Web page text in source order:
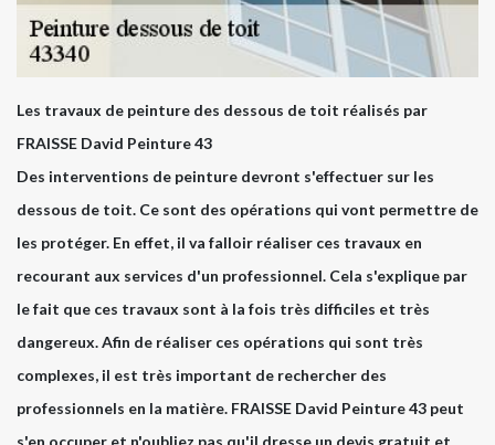
Les travaux de peinture des dessous de toit réalisés par
FRAISSE David Peinture 43
Des interventions de peinture devront s'effectuer sur les
dessous de toit. Ce sont des opérations qui vont permettre de
les protéger. En effet, il va falloir réaliser ces travaux en
recourant aux services d'un professionnel. Cela s'explique par
le fait que ces travaux sont à la fois très difficiles et très
dangereux. Afin de réaliser ces opérations qui sont très
complexes, il est très important de rechercher des
professionnels en la matière. FRAISSE David Peinture 43 peut
s'en occuper et n'oubliez pas qu'il dresse un devis gratuit et